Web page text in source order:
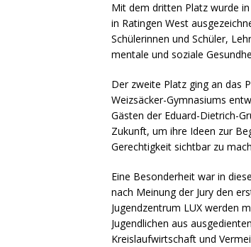
Mit dem dritten Platz wurde
in Ratingen West
Schülerinnen und Schüler,
mentale und soziale
Der zweite Platz ging an das
Weizsäcker-Gymnasiums
Gästen der Eduard-Dietrich-
Zukunft, um ihre Ideen zur
Gerechtigkeit sichtbar zu
Eine Besonderheit war in
nach Meinung der Jury den
Jugendzentrum LUX werden
Jugendlichen aus
Kreislaufwirtschaft und